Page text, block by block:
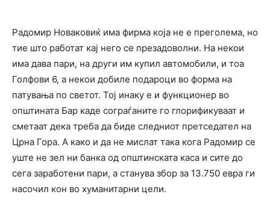
Радомир Новаковиќ има фирма која не е преголема, но
тие што работат кај него се презадоволни. На некои
има дава пари, на други им купил автомобили, и тоа
Голфови 6, а некои добиле подароци во форма на
патувања по светот. Тој инаку е и функционер во
општината Бар каде сограѓаните го глорификуваат и
сметаат дека треба да биде следниот претседател на
Црна Гора. А како и да не мислат така кога Радомир се
уште не зел ни банка од општинската каса и сите до
сега заработени пари, а станува збор за 13.750 евра ги
насочил кон во хуманитарни цели.